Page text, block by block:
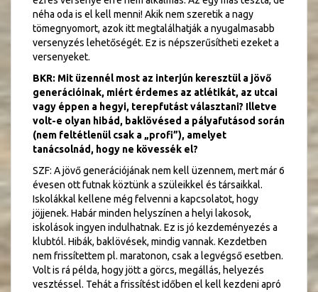
néha oda is el kell menni! Akik nem szeretik a nagy
tömegnyomort, azok itt megtalálhatják a nyugalmasabb
versenyzés lehetőségét. Ez is népszerűsítheti ezeket a
versenyeket.
BKR: Mit üzennél most az interjún keresztül a jövő
generációinak, miért érdemes az atlétikát, az utcai
vagy éppen a hegyi, terepfutást választani? Illetve
volt-e olyan hibád, baklövésed a pályafutásod során
(nem feltétlenül csak a „profi”), amelyet
tanácsolnád, hogy ne kövessék el?
SZF: A jövő generációjának nem kell üzennem, mert már 6
évesen ott futnak köztünk a szüleikkel és társaikkal.
Iskolákkal kellene még felvenni a kapcsolatot, hogy
jöjjenek. Habár minden helyszínen a helyi lakosok,
iskolások ingyen indulhatnak. Ez is jó kezdeményezés a
klubtól. Hibák, baklövések, mindig vannak. Kezdetben
nem frissítettem pl. maratonon, csak a legvégső esetben.
Volt is rá példa, hogy jött a görcs, megállás, helyezés
vesztéssel. Tehát a frissítést időben el kell kezdeni apró